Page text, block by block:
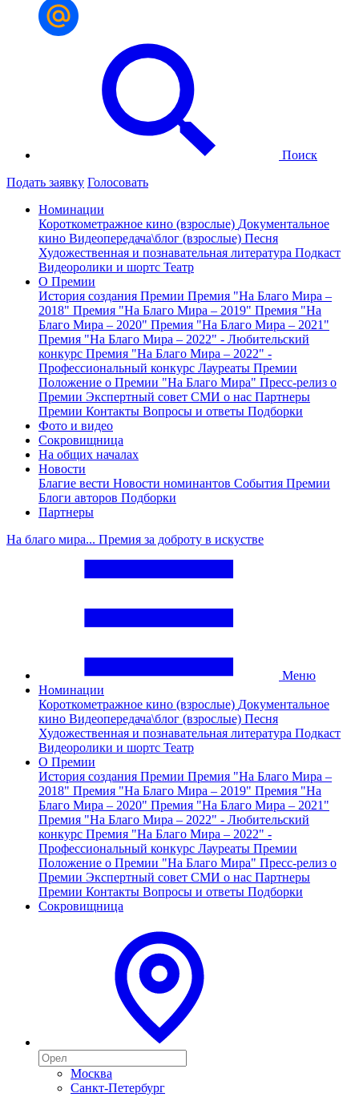
Поиск
Подать заявку Голосовать
Номинации
Короткометражное кино (взрослые) Документальное
кино Видеопередача\блог (взрослые) Песня
Художественная и познавательная литература Подкаст
Видеоролики и шортс Театр
О Премии
История создания Премии Премия "На Благо Мира –
2018" Премия "На Благо Мира – 2019" Премия "На
Благо Мира – 2020" Премия "На Благо Мира – 2021"
Премия "На Благо Мира – 2022" - Любительский
конкурс Премия "На Благо Мира – 2022" -
Профессиональный конкурс Лауреаты Премии
Положение о Премии "На Благо Мира" Пресс-релиз о
Премии Экспертный совет СМИ о нас Партнеры
Премии Контакты Вопросы и ответы Подборки
Фото и видео
Сокровищница
На общих началах
Новости
Благие вести Новости номинантов События Премии
Блоги авторов Подборки
Партнеры
На благо мира... Премия за доброту в искустве
Меню
Номинации
Короткометражное кино (взрослые) Документальное
кино Видеопередача\блог (взрослые) Песня
Художественная и познавательная литература Подкаст
Видеоролики и шортс Театр
О Премии
История создания Премии Премия "На Благо Мира –
2018" Премия "На Благо Мира – 2019" Премия "На
Благо Мира – 2020" Премия "На Благо Мира – 2021"
Премия "На Благо Мира – 2022" - Любительский
конкурс Премия "На Благо Мира – 2022" -
Профессиональный конкурс Лауреаты Премии
Положение о Премии "На Благо Мира" Пресс-релиз о
Премии Экспертный совет СМИ о нас Партнеры
Премии Контакты Вопросы и ответы Подборки
Сокровищница
Москва
Санкт-Петербург